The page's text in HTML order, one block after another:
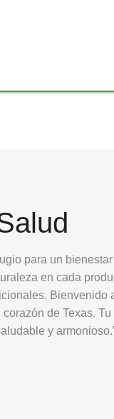
para un bienestar
en cada
Bienvenido
de Texas. Tu
y